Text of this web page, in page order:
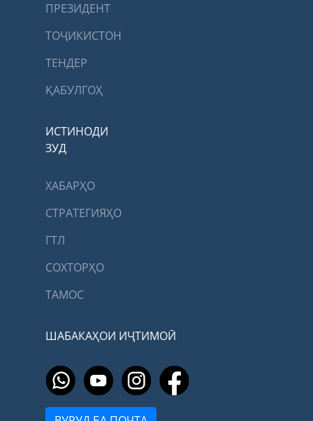
ПРЕЗИДЕНТ
ТОҶИКИСТОН
ТЕНДЕР
ҚАБУЛГОҲ
ИСТИНОДИ
ЗУД
ХАБАРҲО
СТРАТЕГИЯҲО
ГТЛ
СОХТОРҲО
ТАМОС
ШАБАКАҲОИ ИҶТИМОӢ